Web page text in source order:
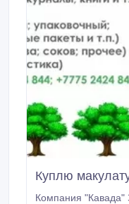
Куплю
Компания "Кавада"